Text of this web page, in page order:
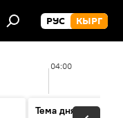
РУС КЫРГ
04:00
Тема дня